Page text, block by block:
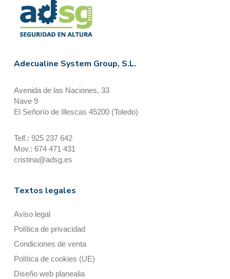
Adecualine System Group, S.L.
Avenida de las Naciones, 33
Nave 9
El Señorío de Illescas 45200 (Toledo)
Telf.: 925 237 642
Mov.: 674 471 431
cristina@adsg.es
Textos legales
Aviso legal
Política de privacidad
Condiciones de venta
Política de cookies (UE)
Diseño web planealia